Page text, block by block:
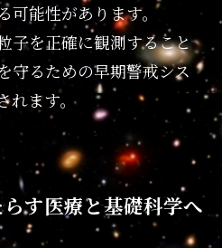
可能性があります。
子を正確に観測すること
守るための早期警戒シス
れます。
す医療と基礎科学へ